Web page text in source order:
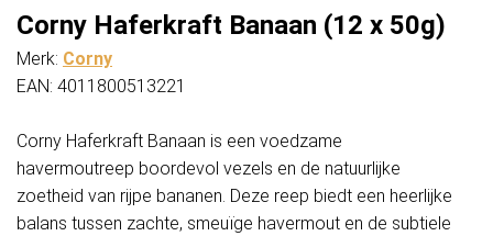
Corny Haferkraft Banaan (12 x 50g)
Merk: Corny
EAN: 4011800513221
Corny Haferkraft Banaan is een voedzame
havermoutreep boordevol vezels en de natuurlijke
zoetheid van rijpe bananen. Deze reep biedt een heerlijke
balans tussen zachte, smeuïge havermout en de subtiele